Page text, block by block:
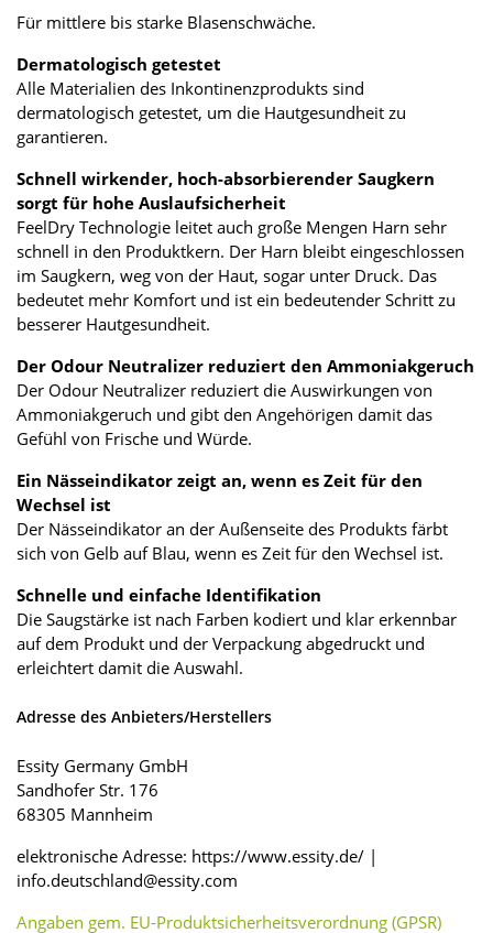
Für mittlere bis starke Blasenschwäche.
Dermatologisch getestet
Alle Materialien des Inkontinenzprodukts sind
dermatologisch getestet, um die Hautgesundheit zu
garantieren.
Schnell wirkender, hoch-absorbierender Saugkern
sorgt für hohe Auslaufsicherheit
FeelDry Technologie leitet auch große Mengen Harn sehr
schnell in den Produktkern. Der Harn bleibt eingeschlossen
im Saugkern, weg von der Haut, sogar unter Druck. Das
bedeutet mehr Komfort und ist ein bedeutender Schritt zu
besserer Hautgesundheit.
Der Odour Neutralizer reduziert den Ammoniakgeruch
Der Odour Neutralizer reduziert die Auswirkungen von
Ammoniakgeruch und gibt den Angehörigen damit das
Gefühl von Frische und Würde.
Ein Nässeindikator zeigt an, wenn es Zeit für den
Wechsel ist
Der Nässeindikator an der Außenseite des Produkts färbt
sich von Gelb auf Blau, wenn es Zeit für den Wechsel ist.
Schnelle und einfache Identifikation
Die Saugstärke ist nach Farben kodiert und klar erkennbar
auf dem Produkt und der Verpackung abgedruckt und
erleichtert damit die Auswahl.
Adresse des Anbieters/Herstellers
Essity Germany GmbH
Sandhofer Str. 176
68305 Mannheim
elektronische Adresse: https://www.essity.de/ |
info.deutschland@essity.com
Angaben gem. EU-Produktsicherheitsverordnung (GPSR)